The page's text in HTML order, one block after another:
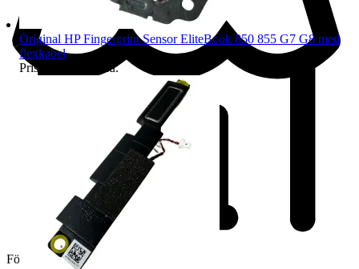
Företag
Original HP Fingerprint Sensor EliteBook 850 855 G7 G8 med
flexkabel
Pris:
Köp nu.